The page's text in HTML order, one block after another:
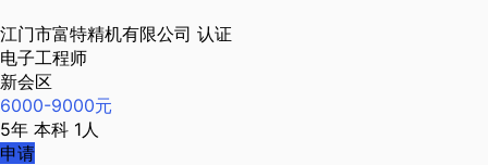
江门市富特精机有限公司 认证
电子工程师
新会区
6000-9000元
5年 本科 1人
申请